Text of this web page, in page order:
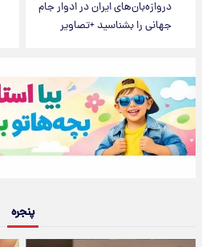
دروازه‌بان‌های ایران در ادوار جام
جهانی را بشناسید +تصاویر
پنجره